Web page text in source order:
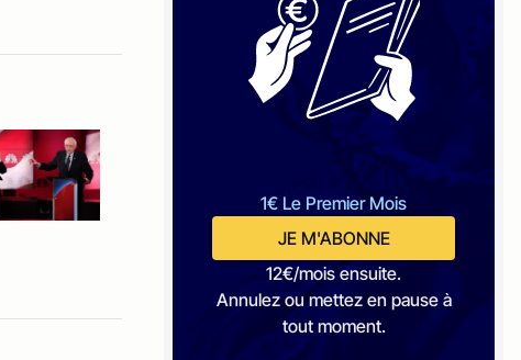
1€ Le Premier Mois
JE M'ABONNE
12€/mois ensuite.
Annulez ou mettez en pause à
tout moment.